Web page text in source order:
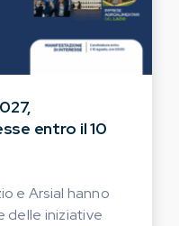
entro il 10
e Arsial hanno
delle iniziative